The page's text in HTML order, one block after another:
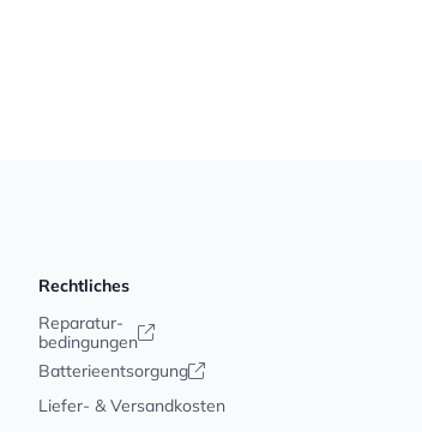
Rechtliches
Reparatur-
bedingungen
Batterieentsorgung
Liefer- & Versandkosten